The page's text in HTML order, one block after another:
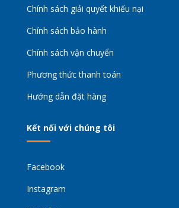
Chính sách giải quyết khiếu nại
Chính sách bảo hành
Chính sách vận chuyển
Phương thức thanh toán
Hướng dẫn đặt hàng
Kết nối với chúng tôi
Facebook
Instagram